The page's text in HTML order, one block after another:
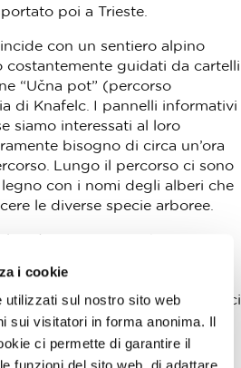
i cookie
sul nostro sito web
sui visitatori in forma anonima. Il
ci permette di garantire il
poi a Trieste.
con un sentiero alpino
costantemente guidati da cartelli
“Učna pot” (percorso
di Knafelc. I pannelli informativi
siamo interessati al loro
bisogno di circa un’ora
Lungo il percorso ci sono
con i nomi degli alberi che
le diverse specie arboree.
più su carrarecce ben
tempo lungo il ciglio di
terreni erbosi. Solo una
quando il percorso ci
si trovava la cinta muraria
il nome: Claustra Alpium
Schengen del III secolo” che